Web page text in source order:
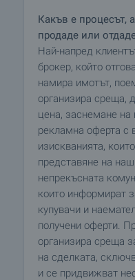
Какъв е процесът,
продаде или
Най-напред
брокер, който
намира имотът,
организира среща,
цена, заснемане на
рекламна оферта с
изискванията,
представяне на
непрекъсната
които информират
купувачи и
получени оферти.
организира среща
на сделката,
и се придвижват